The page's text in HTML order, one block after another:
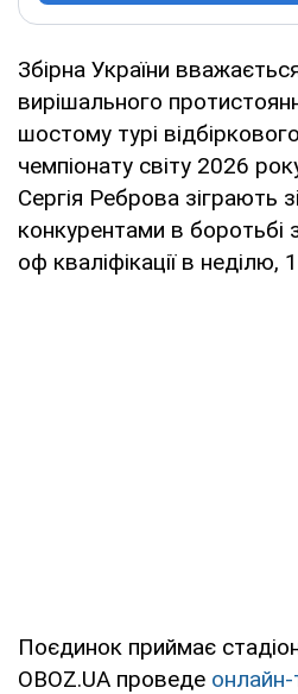
Збірна України
вирішального
шостому турі
чемпіонату світу 2026
Сергія Реброва зіграють
конкурентами в боротьбі
оф кваліфікації в неділю,
Поєдинок приймає
OBOZ.UA проведе